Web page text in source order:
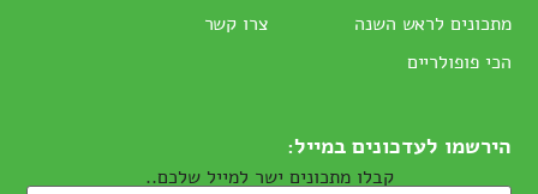
מתכונים לראש השנה
הכי פופולריים
צרו קשר
הירשמו לעדכונים במייל:
קבלו מתכונים ישר למייל שלכם..